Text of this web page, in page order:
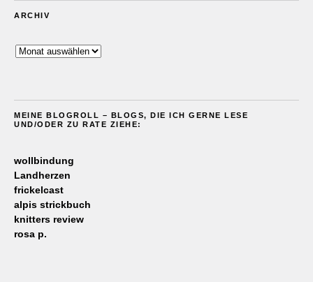
ARCHIV
Archiv
MEINE BLOGROLL – BLOGS, DIE ICH GERNE LESE
UND/ODER ZU RATE ZIEHE:
wollbindung
Landherzen
frickelcast
alpis strickbuch
knitters review
rosa p.